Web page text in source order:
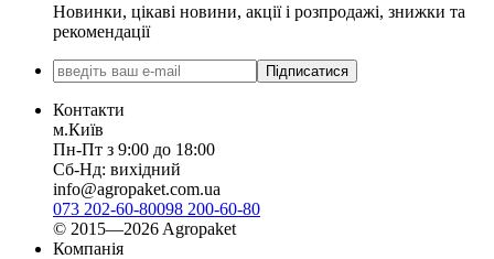
Новинки, цікаві новини, акції і розпродажі, знижки та
рекомендації
Підписатися
Контакти
м.Київ
Пн-Пт з 9:00 до 18:00
Сб-Нд: вихідний
info@agropaket.com.ua
073 202-60-80098 200-60-80
© 2015—2026 Agropaket
Компанія